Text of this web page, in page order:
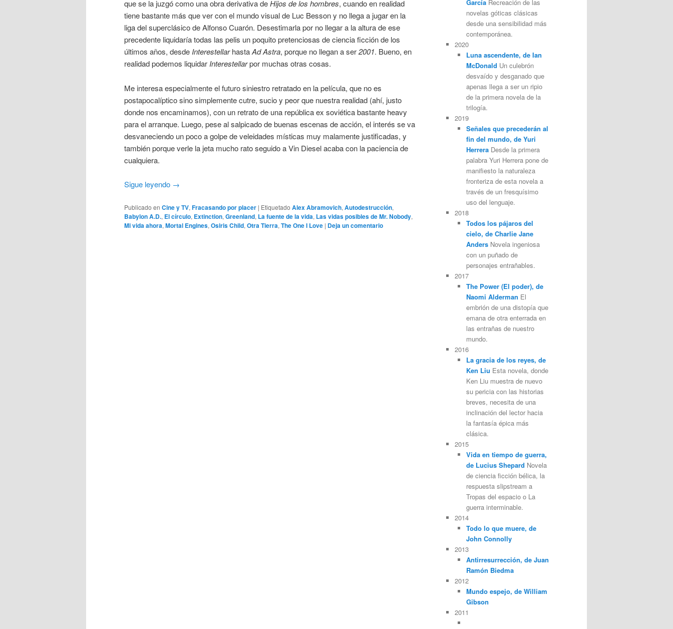
que se la juzgó como una obra derivativa deHijos de los hombres, cuando en realidad
tiene bastante más que ver con el mundo visual de Luc Besson y no llega a jugar en la
liga del superclásico de Alfonso Cuarón. Desestimarla por no llegar a la altura de ese
precedente liquidaría todas las pelis un poquito pretenciosas de ciencia ficción de los
últimos años, desdeInterestellarhastaAd Astra, porque no llegan a ser2001. Bueno, en
realidad podemos liquidarInterestellarpor muchas otras cosas.
Me interesa especialmente el futuro siniestro retratado en la película, que no es
postapocalíptico sino simplemente cutre, sucio y peor que nuestra realidad (ahí, justo
donde nos encaminamos), con un retrato de una república ex soviética bastante heavy
para el arranque. Luego, pese al salpicado de buenas escenas de acción, el interés se va
desvaneciendo un poco a golpe de veleidades místicas muy malamente justificadas, y
también porque verle la jeta mucho rato seguido a Vin Diesel acaba con la paciencia de
cualquiera.
Sigue leyendo →
Publicado en Cine y TV, Fracasando por placer | Etiquetado Alex Abramovich, Autodestrucción,
Babylon A.D., El círculo, Extinction, Greenland, La fuente de la vida, Las vidas posibles de Mr. Nobody,
Mi vida ahora, Mortal Engines, Osiris Child, Otra Tierra, The One I Love | Deja un comentario
GarcíaRecreación de las
novelas góticas clásicas
desde una sensibilidad más
contemporánea.
2020
Luna ascendente, de Ian
McDonald Un culebrón
desvaído y desganado que
apenas llega a ser un ripio
de la primera novela de la
trilogía.
2019
Señales que precederán al
fin del mundo, de Yuri
HerreraDesde la primera
palabra Yuri Herrera pone de
manifiesto la naturaleza
fronteriza de esta novela a
través de un fresquísimo
uso del lenguaje.
2018
Todos los pájaros del
cielo, de Charlie Jane
AndersNovela ingeniosa
con un puñado de
personajes entrañables.
2017
The Power (El poder), de
Naomi Alderman El
embrión de una distopía que
emana de otra enterrada en
las entrañas de nuestro
mundo.
2016
La gracia de los reyes, de
Ken Liu Esta novela, donde
Ken Liu muestra de nuevo
su pericia con las historias
breves, necesita de una
inclinación del lector hacia
la fantasía épica más
clásica.
2015
Vida en tiempo de guerra,
de Lucius Shepard Novela
de ciencia ficción bélica, la
respuesta slipstream a
Tropas del espacio o La
guerra interminable.
2014
Todo lo que muere, de
John Connolly
2013
Antirresurrección, de Juan
Ramón Biedma
2012
Mundo espejo, de William
Gibson
2011